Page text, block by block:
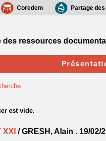
/ GRESH, Alain . 19/02/
Coredem Partage
des ressources